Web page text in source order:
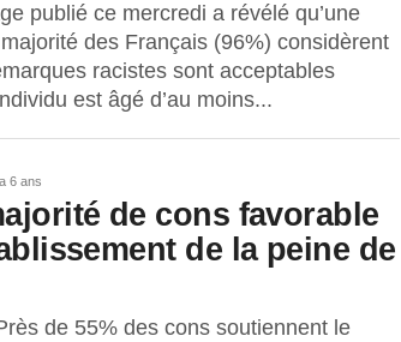
publié ce mercredi a révélé qu’une
des Français (96%) considèrent
racistes sont acceptables
est âgé d’au moins...
a 6 ans
de cons favorable
de la peine de
de 55% des cons soutiennent le